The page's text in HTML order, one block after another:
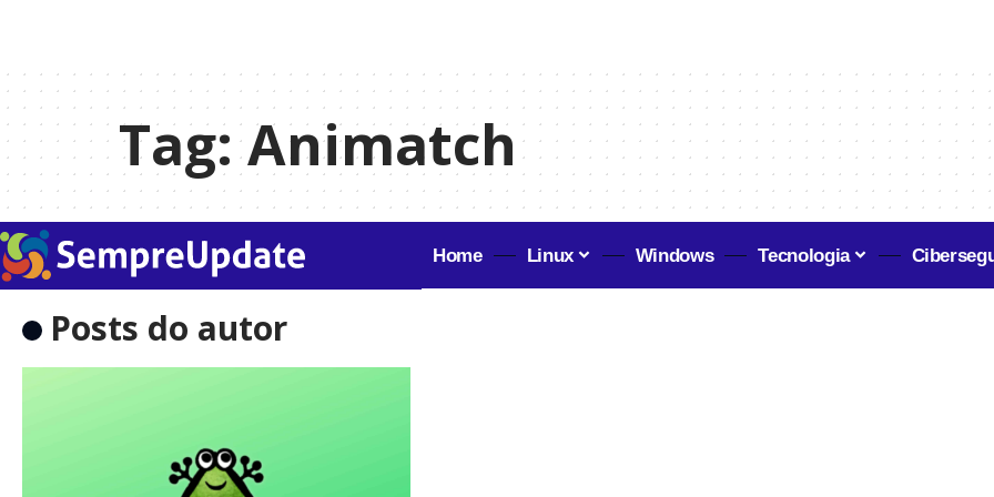
Tag:Animatch
Home Linux Windows Tecnologia
Posts do autor